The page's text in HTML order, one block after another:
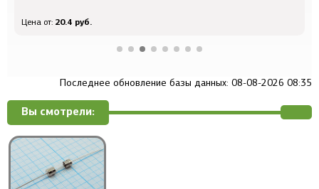
Цена от: 20.4 руб.
Последнее обновление базы данных: 08-08-2026 08:35
Вы смотрели: